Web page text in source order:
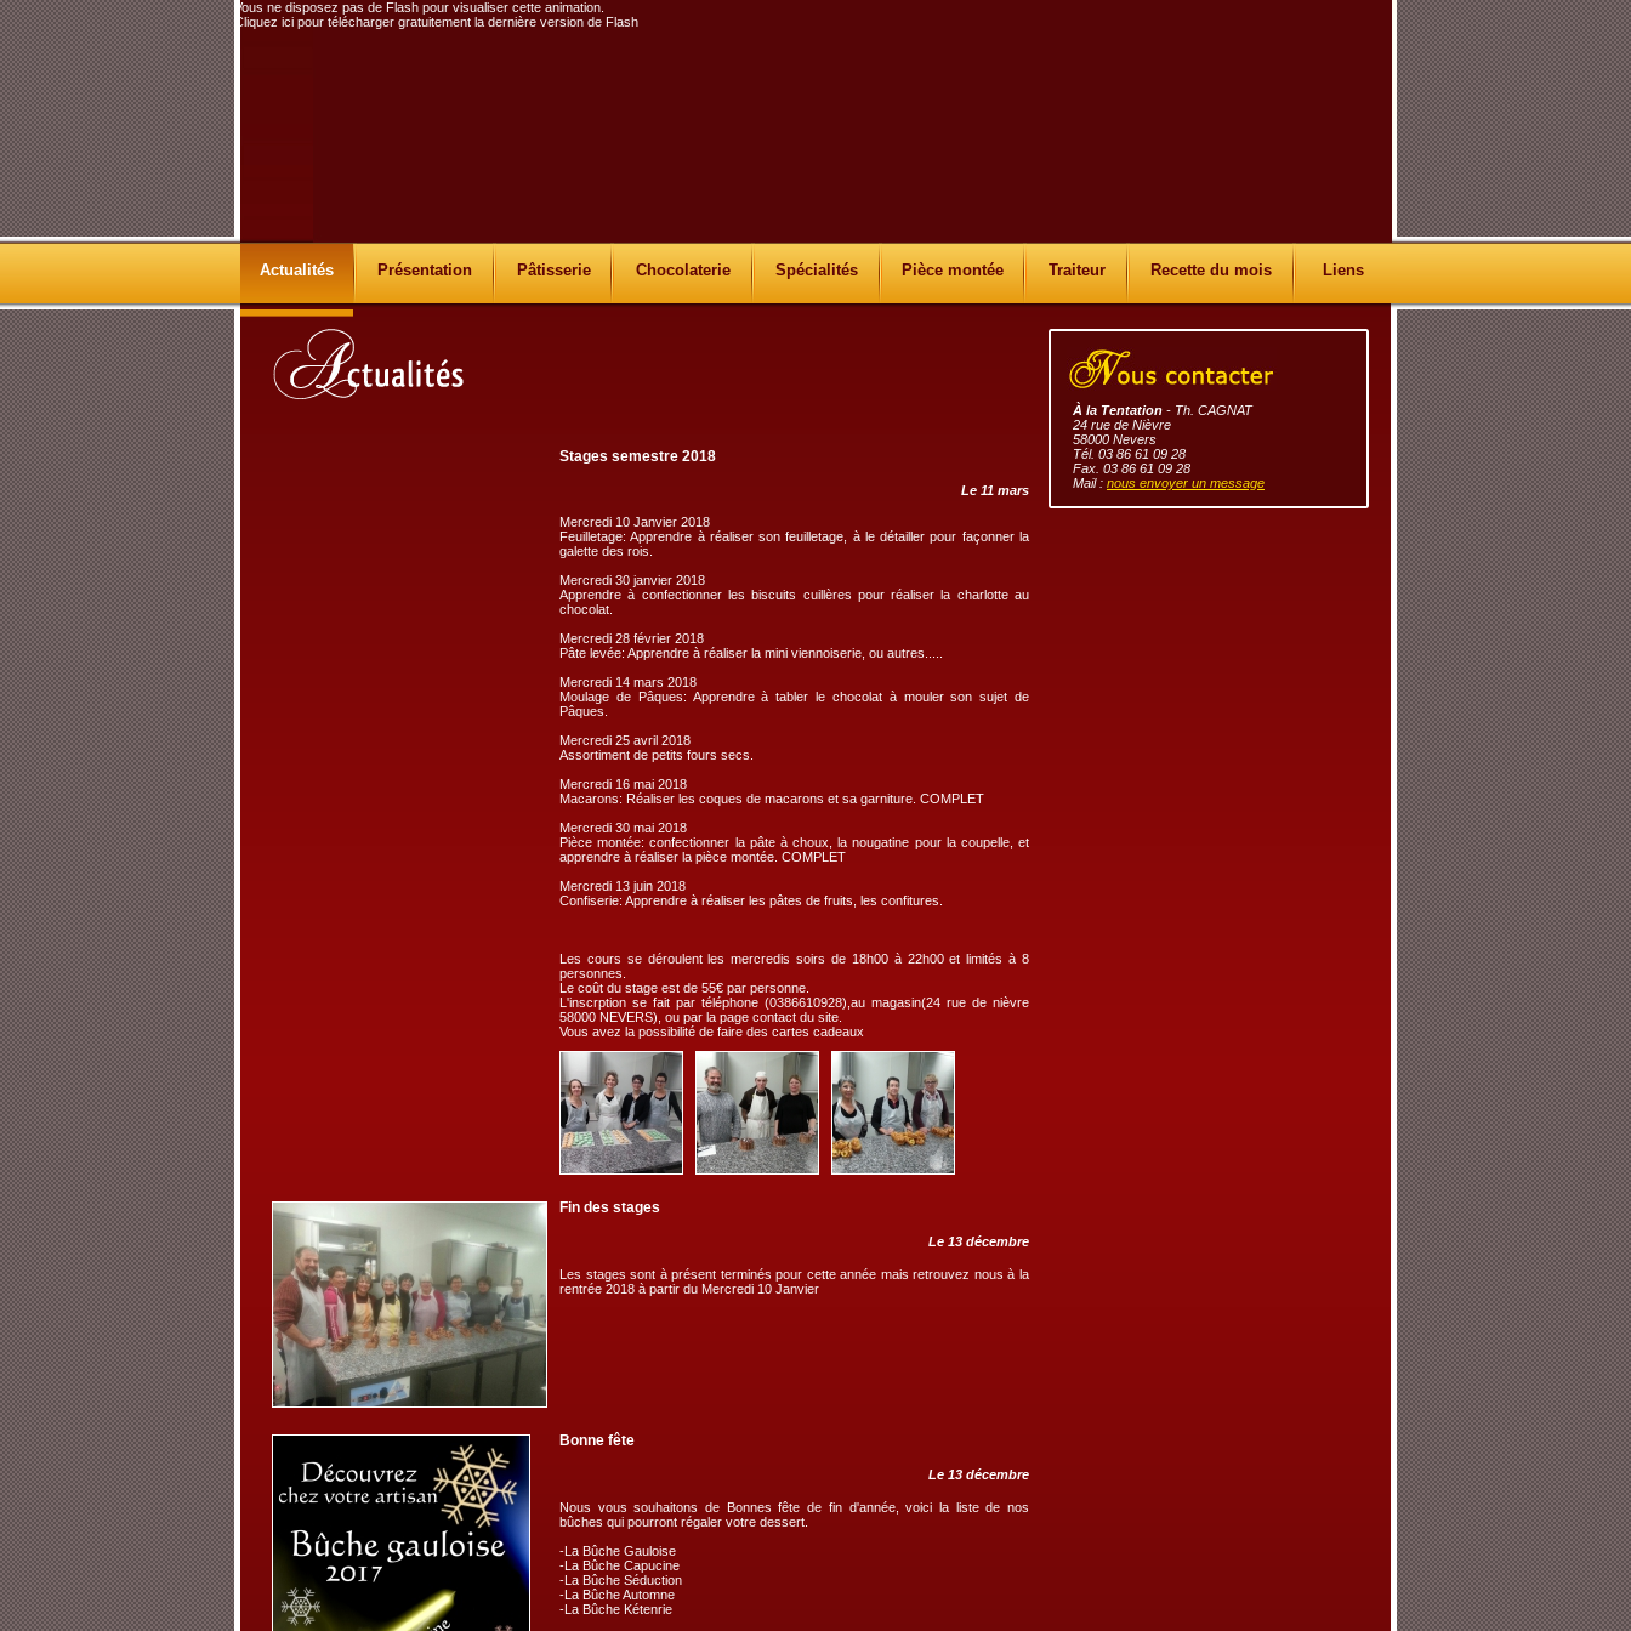
Stages semestre 2018
Le 11 mars
Mercredi 10 Janvier 2018
Feuilletage: Apprendre à réaliser son feuilletage, à le détailler pour façonner la
galette des rois.
Mercredi 30 janvier 2018
Apprendre à confectionner les biscuits cuillères pour réaliser la charlotte au
chocolat.
Mercredi 28 février 2018
Pâte levée: Apprendre à réaliser la mini viennoiserie, ou autres.....
Mercredi 14 mars 2018
Moulage de Pâques: Apprendre à tabler le chocolat à mouler son sujet de
Pâques.
Mercredi 25 avril 2018
Assortiment de petits fours secs.
Mercredi 16 mai 2018
Macarons: Réaliser les coques de macarons et sa garniture. COMPLET
Mercredi 30 mai 2018
Pièce montée: confectionner la pâte à choux, la nougatine pour la coupelle, et
apprendre à réaliser la pièce montée. COMPLET
Mercredi 13 juin 2018
Confiserie: Apprendre à réaliser les pâtes de fruits, les confitures.
Les cours se déroulent les mercredis soirs de 18h00 à 22h00 et limités à 8
personnes.
Le coût du stage est de 55€ par personne.
L'inscrption se fait par téléphone (0386610928),au magasin(24 rue de nièvre
58000 NEVERS), ou par la page contact du site.
Vous avez la possibilité de faire des cartes cadeaux
Fin des stages
Le 13 décembre
Les stages sont à présent terminés pour cette année mais retrouvez nous à la
rentrée 2018 à partir du Mercredi 10 Janvier
Bonne fête
Le 13 décembre
Nous vous souhaitons de Bonnes fête de fin d'année, voici la liste de nos
bûches qui pourront régaler votre dessert.
-La Bûche Gauloise
-La Bûche Capucine
-La Bûche Séduction
-La Bûche Automne
-La Bûche Kétenrie
À la Tentation - Th. CAGNAT
24 rue de Nièvre
58000 Nevers
Tél. 03 86 61 09 28
Fax. 03 86 61 09 28
Mail : nous envoyer un message
Vous ne disposez pas de Flash pour visualiser cette animation.
Cliquez ici pour télécharger gratuitement la dernière version de Flash
Actualités Présentation Pâtisserie Chocolaterie Spécialités Pièce montée Traiteur Recette du mois Liens